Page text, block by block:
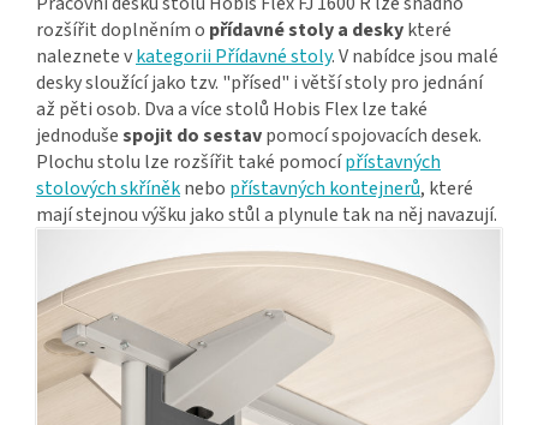
rozšířit doplněním o přídavné stoly a deskykteré
naleznete vkategorii Přídavné stoly. V nabídce jsou malé
desky sloužící jako tzv. "přísed" i větší stoly pro jednání
až pěti osob. Dva a více stolů Hobis Flex lze také
jednodušespojit do sestavpomocí spojovacích desek.
Plochu stolu lze rozšířit také pomocípřístavných
stolových skříněknebo přístavných kontejnerů, které
mají stejnou výšku jako stůl a plynule tak na něj navazují.